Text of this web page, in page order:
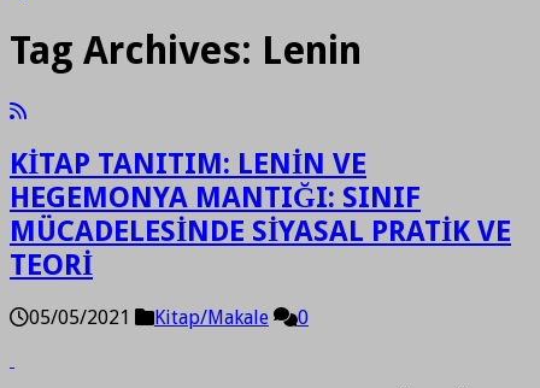
Tag Archives: Lenin
KİTAP TANITIM: LENİN VE
HEGEMONYA MANTIĞI: SINIF
MÜCADELESİNDE SİYASAL PRATİK VE
TEORİ
05/05/2021 Kitap/Makale 0